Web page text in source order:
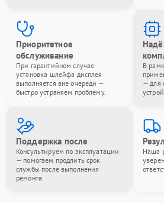
Приоритетное
обслуживание
При гарантийном случае
установка шлейфа дисплея
выполняется вне очереди —
быстро устраняем проблему.
В
— для
Поддержка после
Консультируем по эксплуатации
— помогаем продлить срок
службы после выполнения
ремонта.
Наша